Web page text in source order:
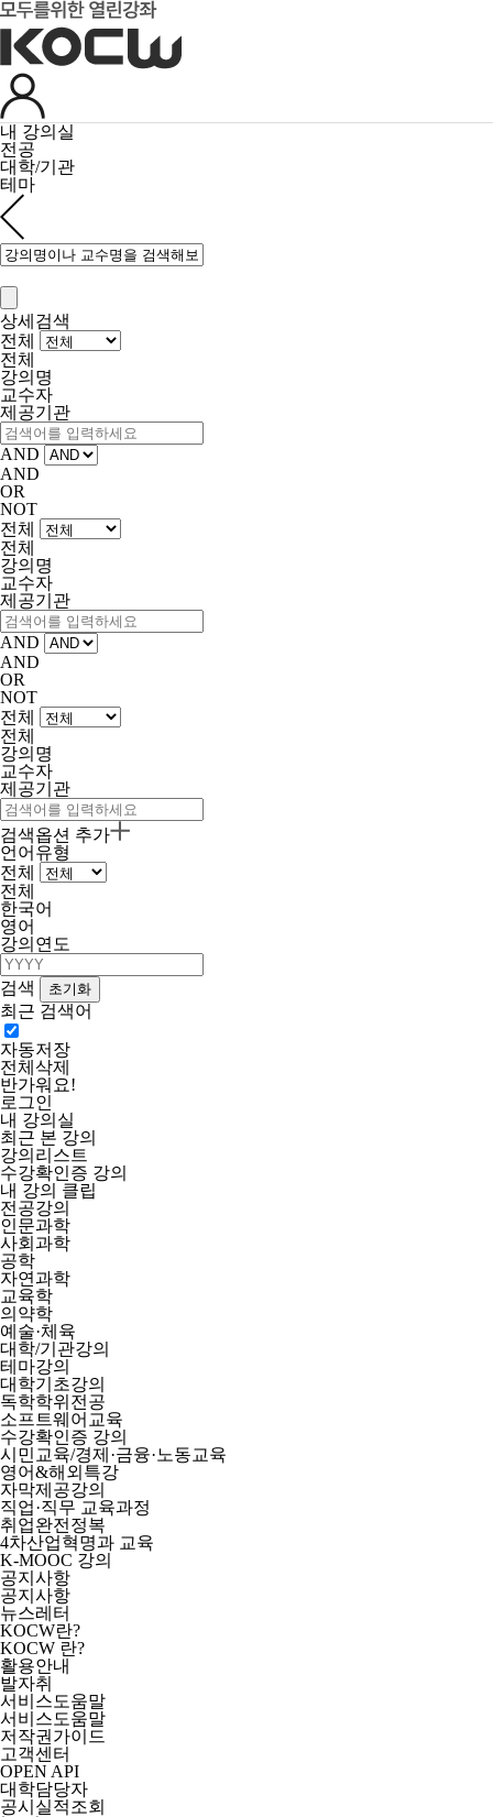
내 강의실
전공
대학/기관
테마
상세검색
전체
전체
강의명
교수자
제공기관
AND
AND
OR
NOT
전체
전체
강의명
교수자
제공기관
AND
AND
OR
NOT
전체
전체
강의명
교수자
제공기관
검색옵션 추가
언어유형
전체
전체
한국어
영어
강의연도
검색
최근 검색어
자동저장
전체삭제
반가워요!
로그인
내 강의실
최근 본 강의
강의리스트
수강확인증 강의
내 강의 클립
전공강의
인문과학
사회과학
공학
자연과학
교육학
의약학
예술·체육
대학/기관강의
테마강의
대학기초강의
독학학위전공
소프트웨어교육
수강확인증 강의
시민교육/경제·금융·노동교육
영어&해외특강
자막제공강의
직업·직무 교육과정
취업완전정복
4차산업혁명과 교육
K-MOOC 강의
공지사항
공지사항
뉴스레터
KOCW란?
KOCW 란?
활용안내
발자취
서비스도움말
서비스도움말
저작권가이드
고객센터
OPEN API
대학담당자
공시실적조회